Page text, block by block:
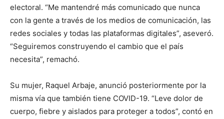
electoral. “Me mantendré más comunicado que nunca
con la gente a través de los medios de comunicación, las
redes sociales y todas las plataformas digitales”, aseveró.
“Seguiremos construyendo el cambio que el país
necesita”, remachó.
Su mujer, Raquel Arbaje, anunció posteriormente por la
misma vía que también tiene COVID-19. “Leve dolor de
cuerpo, fiebre y aislados para proteger a todos”, contó en